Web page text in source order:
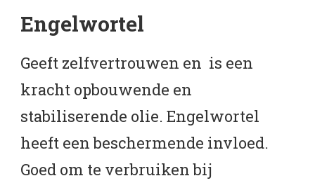
Engelwortel
Geeft zelfvertrouwen en is een
kracht opbouwende en
stabiliserende olie. Engelwortel
heeft een beschermende invloed.
Goed om te verbruiken bij